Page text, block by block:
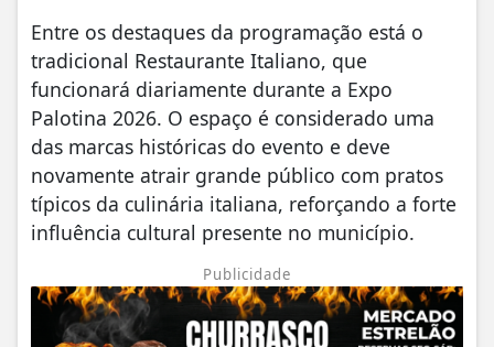
Entre os destaques da programação está o
tradicional Restaurante Italiano, que
funcionará diariamente durante a Expo
Palotina 2026. O espaço é considerado uma
das marcas históricas do evento e deve
novamente atrair grande público com pratos
típicos da culinária italiana, reforçando a forte
influência cultural presente no município.
Publicidade